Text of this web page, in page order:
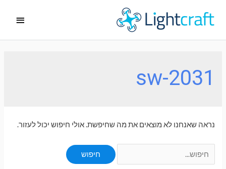
לתוכן
ראשי
sw-2031
נראה שאנחנו לא מוצאים את מה שחיפשת. אולי חיפוש יכול לעזור.
for: